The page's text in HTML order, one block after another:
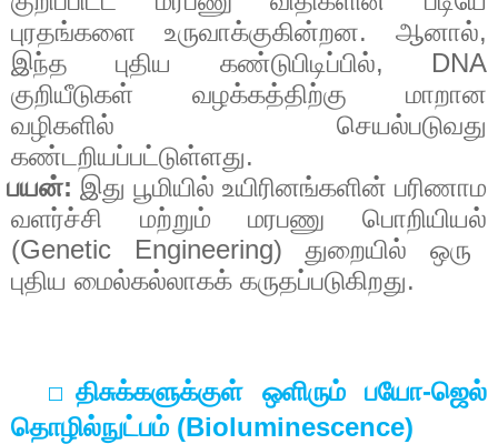
புரதங்களை
உருவாக்குகின்றன. ஆனால்,
இந்த புதிய கண்டுபிடிப்பில், DNA
குறியீடுகள் வழக்கத்திற்கு
மாறான
வழிகளில்
செயல்படுவது
கண்டறியப்பட்டுள்ளது.
பயன்: இது பூமியில் உயிரினங்களின் பரிணாம
வளர்ச்சி
மற்றும் மரபணு பொறியியல்
(Genetic Engineering) துறையில்
ஒரு
புதிய மைல்கல்லாகக் கருதப்படுகிறது.
⬜திசுக்களுக்குள் ஒளிரும் பயோ-ஜெல்
தொழில்நுட்பம் (Bioluminescence)